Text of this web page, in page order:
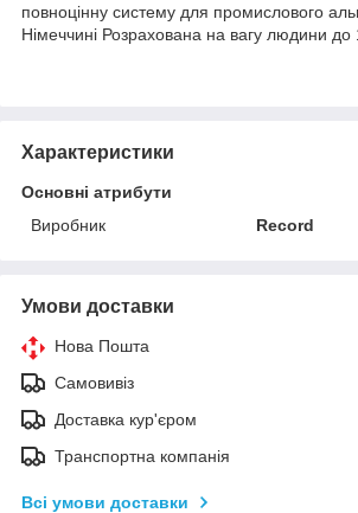
повноцінну систему для промислового
Німеччині Розрахована на вагу людини до
Характеристики
Основні атрибути
Виробник
Record
Умови доставки
Нова Пошта
Самовивіз
Доставка кур'єром
Транспортна компанія
Всі умови доставки